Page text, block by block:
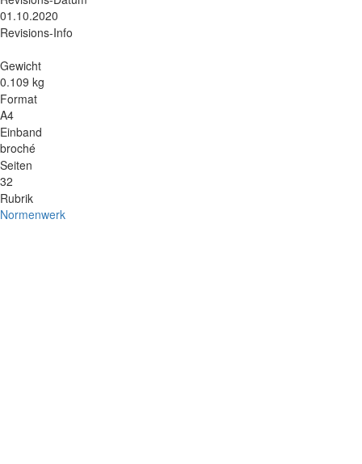
01.10.2020
Revisions-Info
Gewicht
0.109 kg
Format
A4
Einband
broché
Seiten
32
Rubrik
Normenwerk